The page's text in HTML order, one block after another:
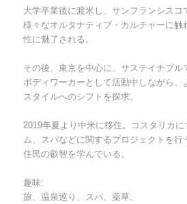
大学卒業後に渡米し、サンフランシスコ
様々なオルタナティブ・カルチャーに触
性に魅了される。
その後、東京を中心に、サステイナブル
ボディワーカーとして活動中しながら、
スタイルへのシフトを探求。
2019年夏より中米に移住。コスタリカ
ム、スパなどに関するプロジェクトを行
住民の叡智を学んでいる。
趣味:
旅、温泉巡り、スパ、薬草、